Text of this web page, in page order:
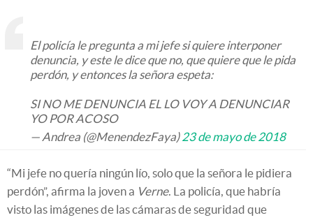
El policía le pregunta a mi jefe si quiere interponer
denuncia, y este le dice que no, que quiere que le pida
perdón, y entonces la señora espeta:
SI NO ME DENUNCIA EL LO VOY A DENUNCIAR
YO POR ACOSO
— Andrea (@MenendezFaya)23 de mayo de 2018
“Mi jefe no quería ningún lío, solo que la señora le pidiera
perdón”, afirma la joven a Verne. La policía, que habría
visto las imágenes de las cámaras de seguridad que